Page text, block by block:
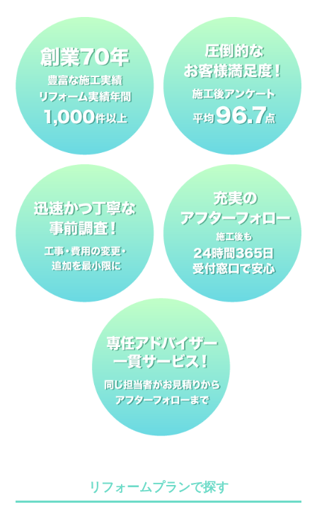
リフォームプランで探す